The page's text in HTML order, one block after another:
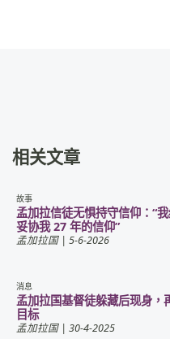
相关文章
故事
孟加拉信徒无惧持守信仰：“
妥协我 27 年的信仰”
孟加拉国| 5-6-2026
消息
孟加拉国基督徒躲藏后现身，
目标
孟加拉国| 30-4-2025